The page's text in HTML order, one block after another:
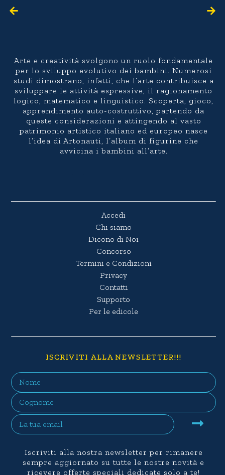
Arte e creatività svolgono un ruolo fondamentale
per lo sviluppo evolutivo dei bambini. Numerosi
studi dimostrano, infatti, che l’arte contribuisce a
sviluppare le attività espressive, il ragionamento
logico, matematico e linguistico. Scoperta, gioco,
apprendimento auto-costruttivo, partendo da
queste considerazioni e attingendo al vasto
patrimonio artistico italiano ed europeo nasce
l’idea di Artonauti, l’album di figurine che
avvicina i bambini all’arte.
Accedi
Chi siamo
Dicono di Noi
Concorso
Termini e Condizioni
Privacy
Contatti
Supporto
Per le edicole
ISCRIVITI ALLA NEWSLETTER!!!
Iscriviti alla nostra newsletter per rimanere
sempre aggiornato su tutte le nostre novità e
ricevere offerte speciali dedicate solo a te!